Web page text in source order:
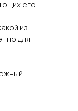
его
из
для